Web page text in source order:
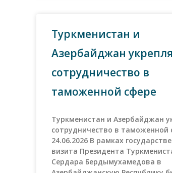
Туркменистан и
Азербайджан
сотрудничество в
таможенной сфере
Туркменистан и Азербайджан
сотрудничество в таможенной
24.06.2026 В рамках
визита Президента
Сердара Бердымухамедова в